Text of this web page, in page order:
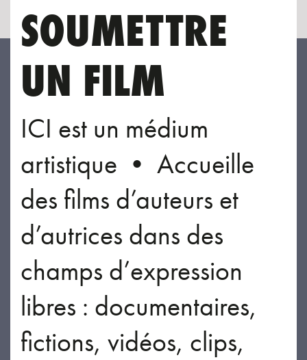
SOUMETTRE
UN FILM
ICI est un médium
artistique • Accueille
des films d’auteurs et
d’autrices dans des
champs d’expression
libres : documentaires,
fictions, vidéos, clips,